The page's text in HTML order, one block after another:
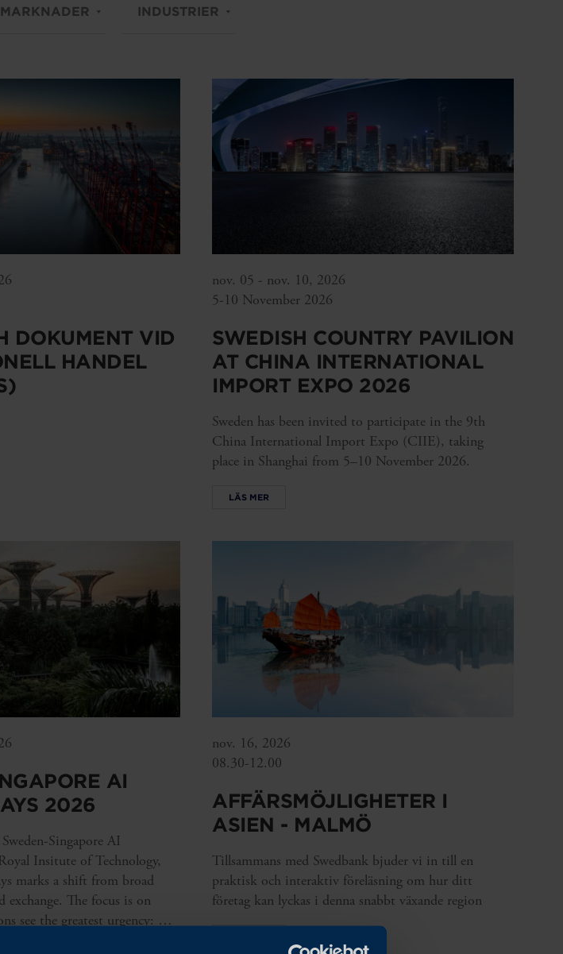
MARKNADER INDUSTRIER
DOKUMENT VID
HANDEL
nov. 05 - nov. 10, 2026
5-10 November 2026
SWEDISH COUNTRY PAVILION
AT CHINA INTERNATIONAL
IMPORT EXPO 2026
Sweden has been invited to participate in the 9th
China International Import Expo (CIIE), taking
place in Shanghai from 5–10 November 2026.
LÄS MER
AI
2026
Singapore AI
Insitute of Technology,
marks a shift from broad
The focus is on
see the greatest urgency: AI
nov. 16, 2026
08.30-12.00
AFFÄRSMÖJLIGHETER I
ASIEN - MALMÖ
Tillsammans med Swedbank bjuder vi in till en
praktisk och interaktiv föreläsning om hur ditt
företag kan lyckas i denna snabbt växande region